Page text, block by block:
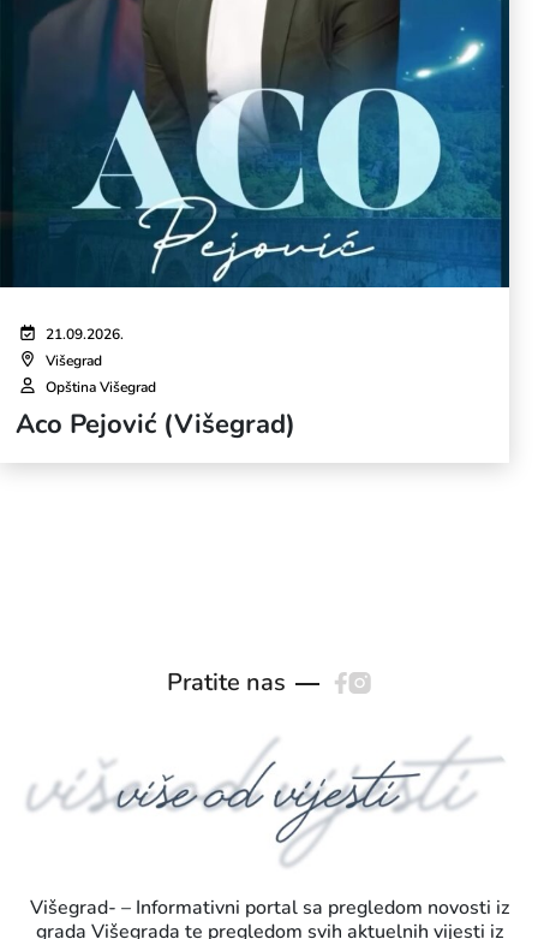
21.09.2026.
Višegrad
Opština Višegrad
Aco Pejović (Višegrad)
Pratite nas
Višegrad- – Informativni portal sa pregledom novosti iz
grada Višegrada te pregledom svih aktuelnih vijesti iz